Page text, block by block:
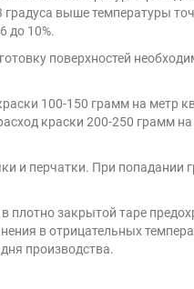
выше температуры
до 10%.
поверхностей
100-150 грамм на метр
краски 200-250 грамм
и перчатки. При попадании
плотно закрытой таре
в отрицательных
производства.